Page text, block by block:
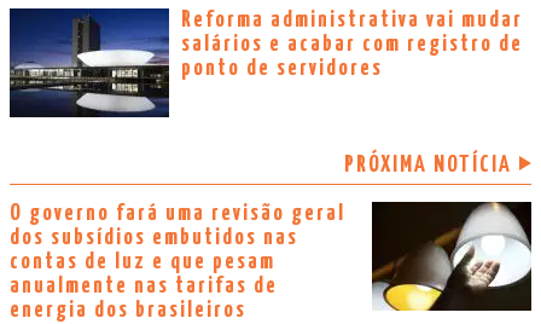
Reforma administrativa vai mudar
salários e acabar com registro de
ponto de servidores
PRÓXIMA NOTÍCIA
O governo fará uma revisão geral
dos subsídios embutidos nas
contas de luz e que pesam
anualmente nas tarifas de
energia dos brasileiros